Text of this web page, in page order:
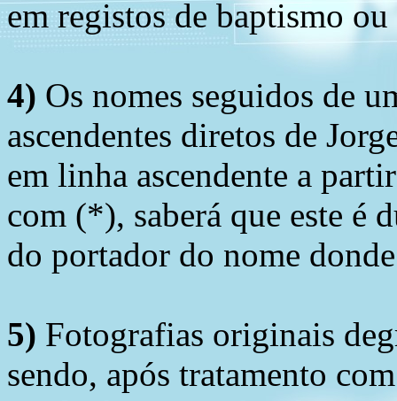
em registos de baptismo
4) Os nomes seguidos de
ascendentes diretos de
em linha ascendente a
com (*), saberá que este é
do portador do nome
5) Fotografias originais
sendo, após tratamento